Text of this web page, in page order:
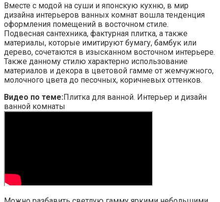
Вместе с модой на суши и японскую кухню, в мир
дизайна интерьеров ванных комнат вошла тенденция
оформления помещений в восточном стиле.
Подвесная сантехника, фактурная плитка, а также
материалы, которые имитируют бумагу, бамбук или
дерево, сочетаются в изысканном восточном интерьере.
Также данному стилю характерно использование
материалов и декора в цветовой гамме от жемчужного,
молочного цвета до песочных, коричневых оттенков.
Видео по теме:Плитка для ванной. Интерьер и дизайн
ванной комнаты